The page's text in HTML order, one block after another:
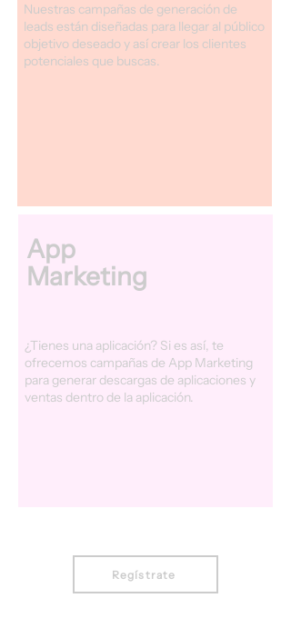
Nuestras campañas de generación de
leads están diseñadas para llegar al público
objetivo deseado y así crear los clientes
potenciales que buscas.
¿Tienes una aplicación? Si es así, te
ofrecemos campañas de App Marketing
para generar descargas de aplicaciones y
ventas dentro de la aplicación.
App
Marketing
Regístrate